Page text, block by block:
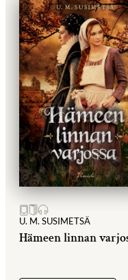
U. M. SUSIMETSÄ
Hämeen linnan